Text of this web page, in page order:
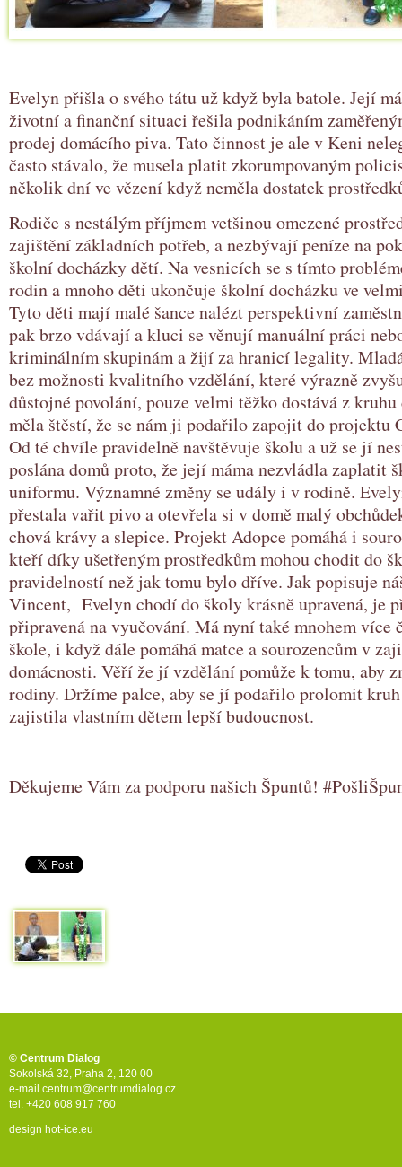
Evelyn přišla o svého tátu už když byla batole. Její
životní a finanční situaci řešila podnikáním
prodej domácího piva. Tato činnost je ale v Keni
často stávalo, že musela platit zkorumpovaným
několik dní ve vězení když neměla dostatek
Rodiče s nestálým příjmem vetšinou omezené
zajištění základních potřeb, a nezbývají peníze na
školní docházky dětí. Na vesnicích se s tímto
rodin a mnoho děti ukončuje školní docházku ve
Tyto děti mají malé šance nalézt perspektivní
pak brzo vdávají a kluci se věnují manuální práci
kriminálním skupinám a žijí za hranicí legality.
bez možnosti kvalitního vzdělání, které výrazně
důstojné povolání, pouze velmi těžko dostává z
měla štěstí, že se nám ji podařilo zapojit do projektu
Od té chvíle pravidelně navštěvuje školu a už se jí
poslána domů proto, že její máma nezvládla zaplatit
uniformu. Významné změny se udály i v rodině.
přestala vařit pivo a otevřela si v domě malý
chová krávy a slepice. Projekt Adopce pomáhá i
kteří díky ušetřeným prostředkům mohou chodit do
pravidelností než jak tomu bylo dříve. Jak popisuje
Vincent, Evelyn chodí do školy krásně upravená, je
připravená na vyučování. Má nyní také mnohem více
škole, i když dále pomáhá matce a sourozencům v
domácnosti. Věří že jí vzdělání pomůže k tomu, aby
rodiny. Držíme palce, aby se jí podařilo prolomit
zajistila vlastním dětem lepší budoucnost.
Děkujeme Vám za podporu našich Špuntů!
© Centrum Dialog
Sokolská 32, Praha 2, 120 00
e-mail centrum@centrumdialog.cz
tel. +420 608 917 760
design hot-ice.eu